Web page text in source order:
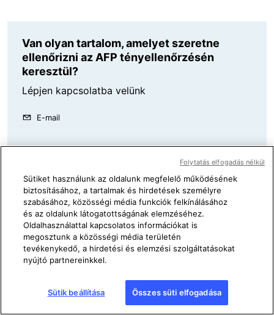
Van olyan tartalom, amelyet szeretne
ellenőrizni az AFP tényellenőrzésén
keresztül?
Lépjen kapcsolatba velünk
E-mail
Következő cikk Előző cikk
Kapcsolódó cikkek
Sütiket használunk az oldalunk megfelelő működésének
biztosításához, a tartalmak és hirdetések személyre
szabásához, közösségi média funkciók felkínálásához
és az oldalunk látogatottságának elemzéséhez.
Oldalhasználattal kapcsolatos információkat is
megosztunk a közösségi média területén
tevékenykedő, a hirdetési és elemzési szolgáltatásokat
nyújtó partnereinkkel.
Sütik beállítása Összes süti elfogadása
Folytatás elfogadás nélkül